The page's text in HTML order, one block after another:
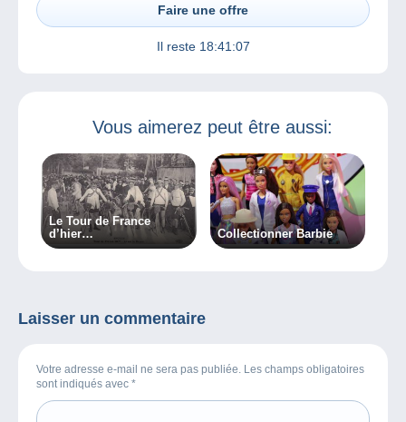
Faire une offre
Il reste 18:41:07
Vous aimerez peut être aussi:
Le Tour de France
d’hier…
Collectionner Barbie
Laisser un commentaire
Votre adresse e-mail ne sera pas publiée. Les champs obligatoires
sont indiqués avec *